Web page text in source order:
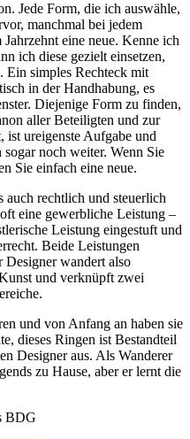
Jede Form, die ich auswähle,
manchmal bei jedem
eine neue. Kenne ich
ich diese gezielt einsetzen,
Ein simples Rechteck mit
in der Handhabung, es
Diejenige Form zu finden,
aller Beteiligten und zur
ist ureigenste Aufgabe und
noch weiter. Wenn Sie
Sie einfach eine neue.
auch rechtlich und steuerlich
eine gewerbliche Leistung –
Leistung eingestuft und
Beide Leistungen
Designer wandert also
und verknüpft zwei
und von Anfang an haben sie
dieses Ringen ist Bestandteil
Designer aus. Als Wanderer
zu Hause, aber er lernt die
BDG